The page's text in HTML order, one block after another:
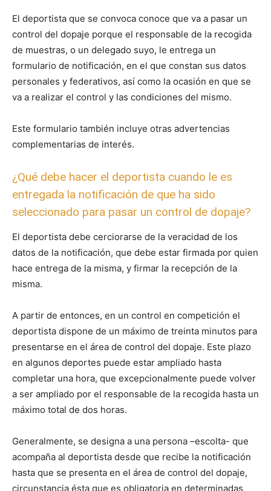
El deportista que se convoca conoce que va a pasar un
control del dopaje porque el responsable de la recogida
de muestras, o un delegado suyo, le entrega un
formulario de notificación, en el que constan sus datos
personales y federativos, así como la ocasión en que se
va a realizar el control y las condiciones del mismo.
Este formulario también incluye otras advertencias
complementarias de interés.
¿Qué debe hacer el deportista cuando le es
entregada la notificación de que ha sido
seleccionado para pasar un control de dopaje?
El deportista debe cerciorarse de la veracidad de los
datos de la notificación, que debe estar firmada por quien
hace entrega de la misma, y firmar la recepción de la
misma.
A partir de entonces, en un control en competición el
deportista dispone de un máximo de treinta minutos para
presentarse en el área de control del dopaje. Este plazo
en algunos deportes puede estar ampliado hasta
completar una hora, que excepcionalmente puede volver
a ser ampliado por el responsable de la recogida hasta un
máximo total de dos horas.
Generalmente, se designa a una persona –escolta- que
acompaña al deportista desde que recibe la notificación
hasta que se presenta en el área de control del dopaje,
circunstancia ésta que es obligatoria en determinadas